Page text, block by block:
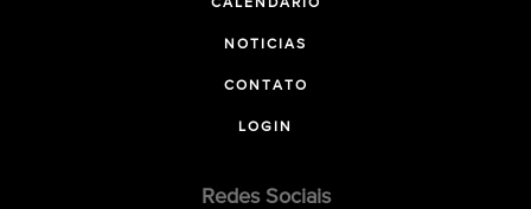
CALENDÁRIO
NOTICIAS
CONTATO
LOGIN
Redes Sociais